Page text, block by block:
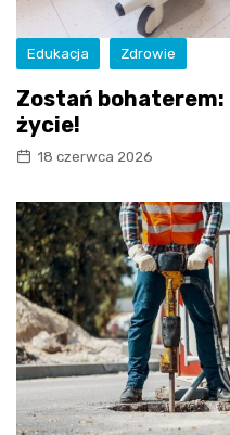
Edukacja Zdrowie
Zostań
życie!
18 czerwca 2026